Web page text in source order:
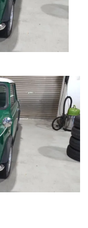
ご相談